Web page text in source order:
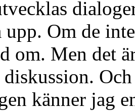
upp. Om de
om. Men det
känner jag